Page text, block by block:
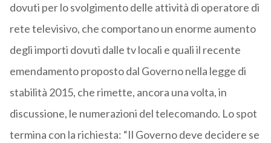
dovuti per lo svolgimento delle attività di operatore di
rete televisivo, che comportano un enorme aumento
degli importi dovuti dalle tv locali e quali il recente
emendamento proposto dal Governo nella legge di
stabilità 2015, che rimette, ancora una volta, in
discussione, le numerazioni del telecomando. Lo spot
termina con la richiesta: “Il Governo deve decidere se